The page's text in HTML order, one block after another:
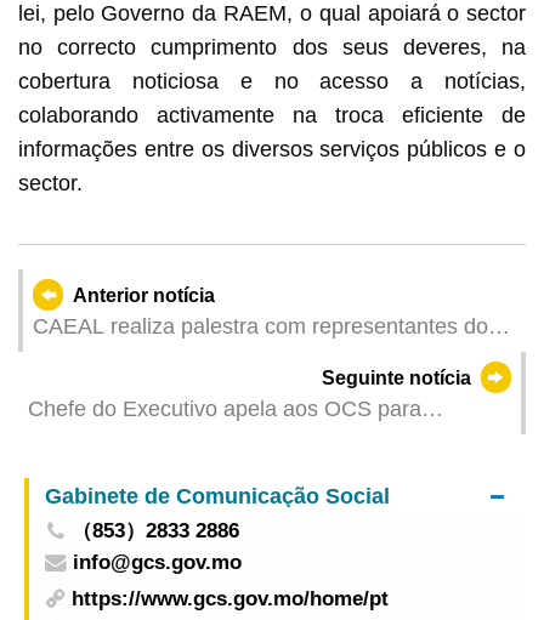
lei, pelo Governo da RAEM, o qual apoiará o sector
no correcto cumprimento dos seus deveres, na
cobertura noticiosa e no acesso a notícias,
colaborando activamente na troca eficiente de
informações entre os diversos serviços públicos e o
sector.
Anterior notícia
CAEAL realiza palestra com representantes dos
Seguinte notícia
Chefe do Executivo apela aos OCS para
implementação do princípio «um país, dois
sistemas»
Gabinete de Comunicação Social
（853）2833 2886
info@gcs.gov.mo
https://www.gcs.gov.mo/home/pt